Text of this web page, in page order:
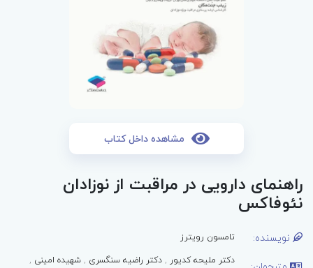
مشاهده داخل کتاب
راهنمای دارویی در مراقبت از نوزادان
نئوفاکس
نویسنده: تامسون رویترز
دکتر ملیحه کدیور ,دکتر راضیه سنگسری ,شهیده امینی ,